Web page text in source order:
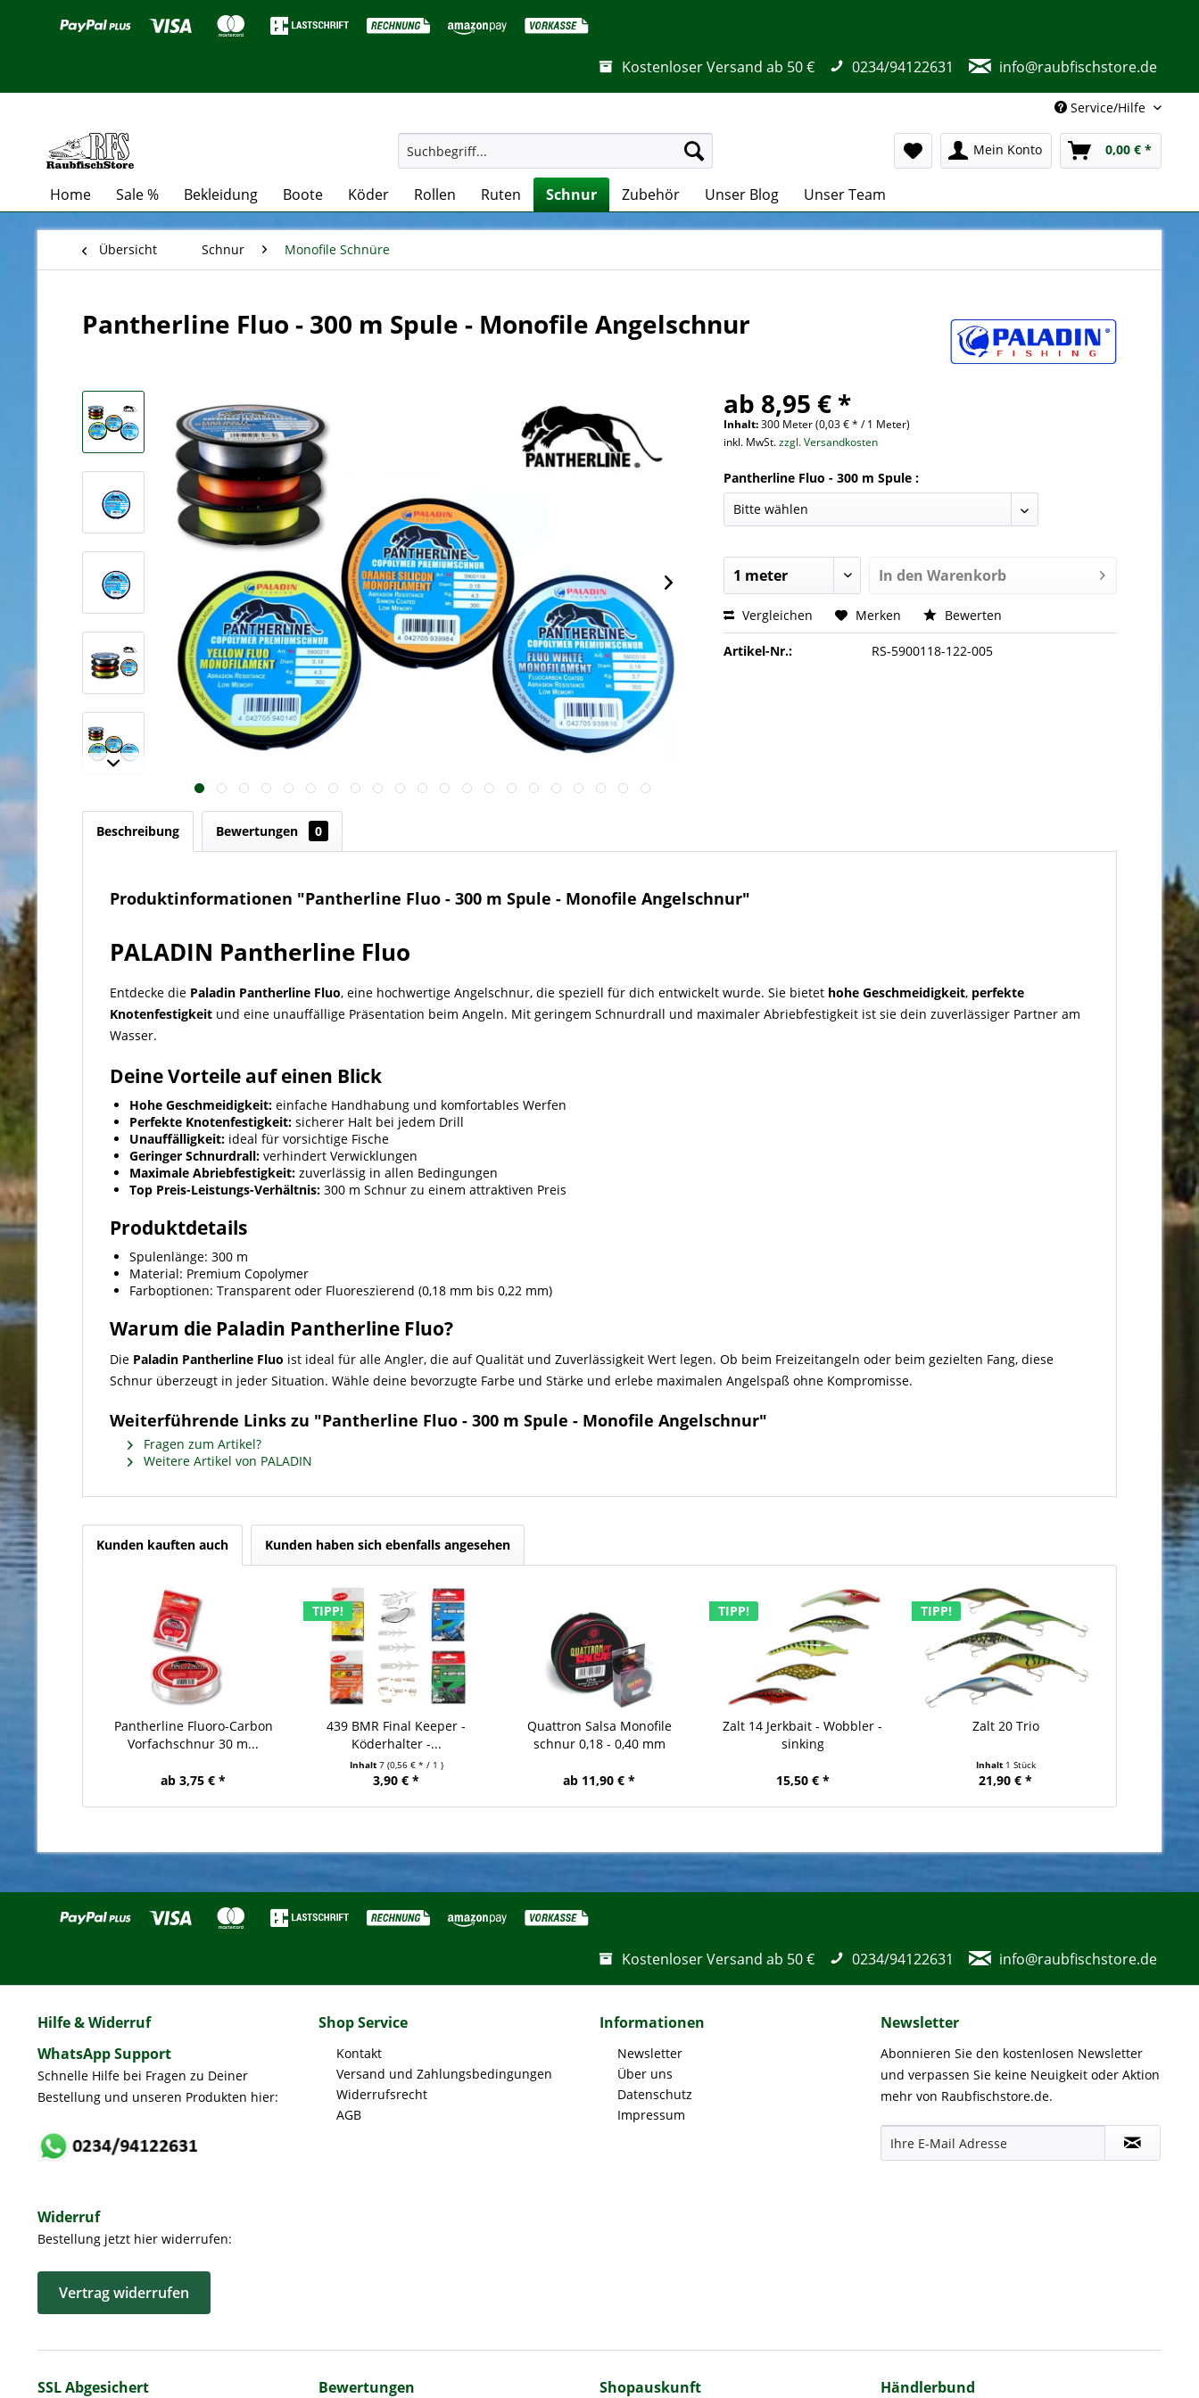
Kostenloser Versand ab 50 € 0234/94122631 info@raubfischstore.de
Service/Hilfe
Mein Konto 0,00 € *
Home Sale % Bekleidung Boote Köder Rollen Ruten Schnur Zubehör Unser Blog Unser Team
Übersicht Schnur Monofile Schnüre
Pantherline Fluo - 300 m Spule - Monofile Angelschnur
ab 8,95 € *
Inhalt:300 Meter (0,03 € * / 1 Meter)
inkl. MwSt.zzgl. Versandkosten
Pantherline Fluo - 300 m Spule :
In den Warenkorb
Vergleichen Merken Bewerten
Artikel-Nr.: RS-5900118-122-005
Beschreibung Bewertungen 0
Produktinformationen "Pantherline Fluo - 300 m Spule - Monofile Angelschnur"
PALADIN Pantherline Fluo
Entdecke die Paladin Pantherline Fluo, eine hochwertige Angelschnur, die speziell für dich entwickelt wurde. Sie bietet hohe Geschmeidigkeit, perfekte
Knotenfestigkeit und eine unauffällige Präsentation beim Angeln. Mit geringem Schnurdrall und maximaler Abriebfestigkeit ist sie dein zuverlässiger Partner am
Wasser.
Deine Vorteile auf einen Blick
Hohe Geschmeidigkeit: einfache Handhabung und komfortables Werfen
Perfekte Knotenfestigkeit: sicherer Halt bei jedem Drill
Unauffälligkeit: ideal für vorsichtige Fische
Geringer Schnurdrall: verhindert Verwicklungen
Maximale Abriebfestigkeit: zuverlässig in allen Bedingungen
Top Preis-Leistungs-Verhältnis: 300 m Schnur zu einem attraktiven Preis
Produktdetails
Spulenlänge: 300 m
Material: Premium Copolymer
Farboptionen: Transparent oder Fluoreszierend (0,18 mm bis 0,22 mm)
Warum die Paladin Pantherline Fluo?
Die Paladin Pantherline Fluo ist ideal für alle Angler, die auf Qualität und Zuverlässigkeit Wert legen. Ob beim Freizeitangeln oder beim gezielten Fang, diese
Schnur überzeugt in jeder Situation. Wähle deine bevorzugte Farbe und Stärke und erlebe maximalen Angelspaß ohne Kompromisse.
Weiterführende Links zu "Pantherline Fluo - 300 m Spule - Monofile Angelschnur"
Fragen zum Artikel?
Weitere Artikel von PALADIN
Kunden kauften auch Kunden haben sich ebenfalls angesehen
Pantherline Fluoro-Carbon
Vorfachschnur 30 m...
ab 3,75 € *
TIPP!
439 BMR Final Keeper -
Köderhalter -...
Inhalt 7 (0,56 € * / 1 )
3,90 € *
Quattron Salsa Monofile
schnur 0,18 - 0,40 mm
ab 11,90 € *
TIPP!
Zalt 14 Jerkbait - Wobbler -
sinking
15,50 € *
TIPP!
Zalt 20 Trio
Inhalt 1 Stück
21,90 € *
Kostenloser Versand ab 50 € 0234/94122631 info@raubfischstore.de
Hilfe & Widerruf
WhatsApp Support
Schnelle Hilfe bei Fragen zu Deiner
Bestellung und unseren Produkten hier:
Widerruf
Bestellung jetzt hier widerrufen:
Vertrag widerrufen
Shop Service
Kontakt
Versand und Zahlungsbedingungen
Widerrufsrecht
AGB
Informationen
Newsletter
Über uns
Datenschutz
Impressum
Newsletter
Abonnieren Sie den kostenlosen Newsletter
und verpassen Sie keine Neuigkeit oder Aktion
mehr von Raubfischstore.de.
SSL Abgesichert Bewertungen Shopauskunft Händlerbund